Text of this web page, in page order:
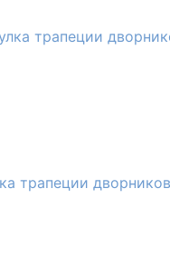
трапеции дворников